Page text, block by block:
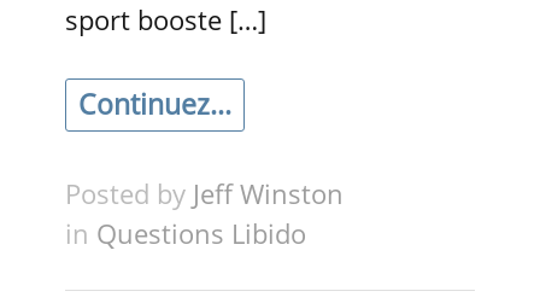
sport booste […]
Continuez...
Posted by Jeff Winston
in Questions Libido